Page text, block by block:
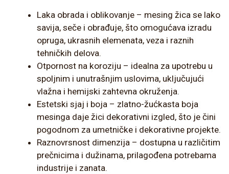
Laka obrada i oblikovanje – mesing žica se lako
savija, seče i obrađuje, što omogućava izradu
opruga, ukrasnih elemenata, veza i raznih
tehničkih delova.
Otpornost na koroziju – idealna za upotrebu u
spoljnim i unutrašnjim uslovima, uključujući
vlažna i hemijski zahtevna okruženja.
Estetski sjaj i boja – zlatno-žućkasta boja
mesinga daje žici dekorativni izgled, što je čini
pogodnom za umetničke i dekorativne projekte.
Raznovrsnost dimenzija – dostupna u različitim
prečnicima i dužinama, prilagođena potrebama
industrije i zanata.